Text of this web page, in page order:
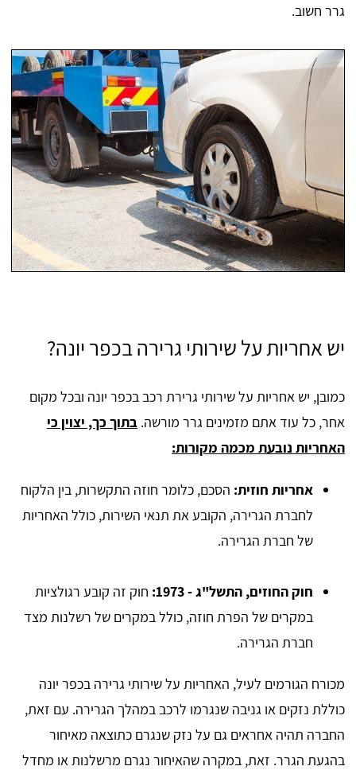
גרר חשוב.
יש אחריות על שירותי גרירה בכפר יונה?
כמובן, יש אחריות על שירותי גרירת רכב בכפר יונה ובכל מקום
אחר, כל עוד אתם מזמינים גרר מורשה. בתוך כך, יצוין כי
האחריות נובעת מכמה מקורות:
אחריות חוזית: הסכם, כלומר חוזה התקשרות, בין הלקוח
לחברת הגרירה, הקובע את תנאי השירות, כולל האחריות
של חברת הגרירה.
חוק החוזים, התשל"ג - 1973:
חוק זה קובע רגולציות
במקרים של הפרת חוזה, כולל במקרים של רשלנות מצד
חברת הגרירה.
מכורח הגורמים לעיל, האחריות על שירותי גרירה בכפר יונה
כוללת נזקים או גניבה שנגרמו לרכב במהלך הגרירה. עם זאת,
החברה תהיה אחראים גם על נזק שנגרם כתוצאה מאיחור
בהגעת הגרר. זאת, במקרה שהאיחור נגרם מרשלנות או מחדל